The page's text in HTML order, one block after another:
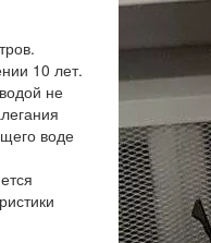
10 лет.
не
воде